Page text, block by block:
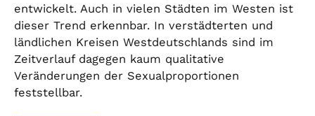
entwickelt. Auch in vielen Städten im Westen ist
dieser Trend erkennbar. In verstädterten und
ländlichen Kreisen Westdeutschlands sind im
Zeitverlauf dagegen kaum qualitative
Veränderungen der Sexualproportionen
feststellbar.